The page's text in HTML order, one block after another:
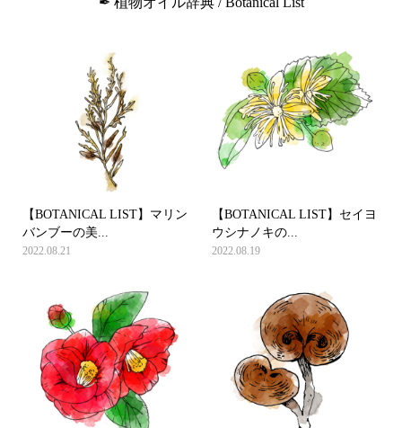
【BOTANICAL LIST】マリン
バンブーの美...
2022.08.21
【BOTANICAL LIST】セイヨ
ウシナノキの...
2022.08.19